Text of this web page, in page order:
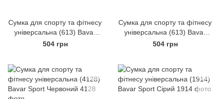
Сумка для спорту та фітнесу
універсальна (613) Bavar
Sport Фіолетовий
504 грн
Сумка для спорту та фітнесу
універсальна (613) Bavar
Sport Хакі
504 грн